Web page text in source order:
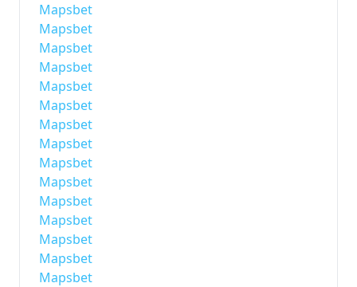
Mapsbet
Mapsbet
Mapsbet
Mapsbet
Mapsbet
Mapsbet
Mapsbet
Mapsbet
Mapsbet
Mapsbet
Mapsbet
Mapsbet
Mapsbet
Mapsbet
Mapsbet